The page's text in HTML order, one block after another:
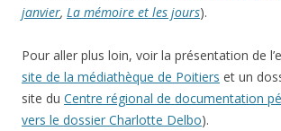
janvier, La mémoire et les jours).
Pour aller plus loin, voir la présentation de
site de la médiathèque de Poitiers et un
site du Centre régional de documentation
vers le dossier Charlotte Delbo).